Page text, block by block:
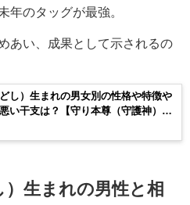
年のタッグが最強。
あい、成果として示されるの
し）生まれの男女別の性格や特徴や
い干支は？【守り本尊（守護神）は
生まれの男性と相